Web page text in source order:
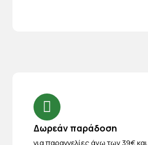
Δωρεάν παράδοση